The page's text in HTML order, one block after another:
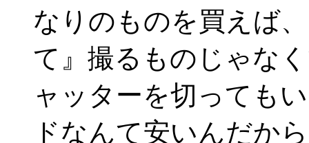
なりのものを買えば
て』撮るものじゃな
ャッターを切っても
ドなんて安いんだか